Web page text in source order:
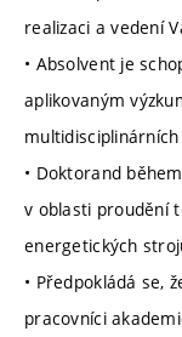
realizaci a vedení
• Absolvent je
aplikovaným
• Doktorand
v oblasti proudění
energetických
• Předpokládá se,
pracovníci